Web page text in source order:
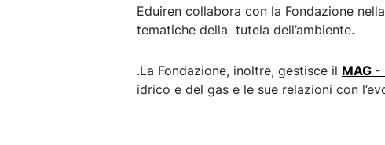
Eduiren collabora con la Fondazione nella
tematiche della tutela dell’ambiente.
.La Fondazione, inoltre, gestisce il MAG -
idrico e del gas e le sue relazioni con